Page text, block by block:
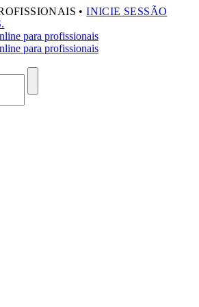
•INICIE SESSÃO